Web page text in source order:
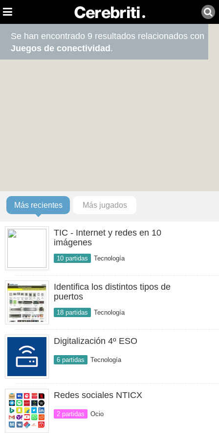
Se han encontrado 9 resultados relacionados con
Juegos de conectividad .
Más recientes Más jugados
TIC - Internet y redes en 10
imágenes
10 partidas Tecnología
Identifica los distintos tipos de
puertos
18 partidas Tecnología
Digitalización 4º ESO
6 partidas Tecnología
Redes sociales NTICX
2 partidas Ocio